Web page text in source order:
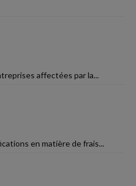
affectées par la...
en matière de frais...